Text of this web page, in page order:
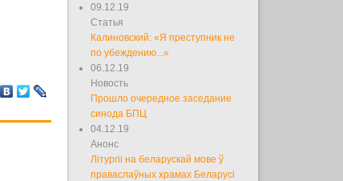
09.12.19
Статья
Калиновский: «Я преступник не
по убеждению...»
06.12.19
Новость
Прошло очередное заседание
синода БПЦ
04.12.19
Анонс
Літургіі на беларускай мове ў
праваслаўных храмах Беларусі